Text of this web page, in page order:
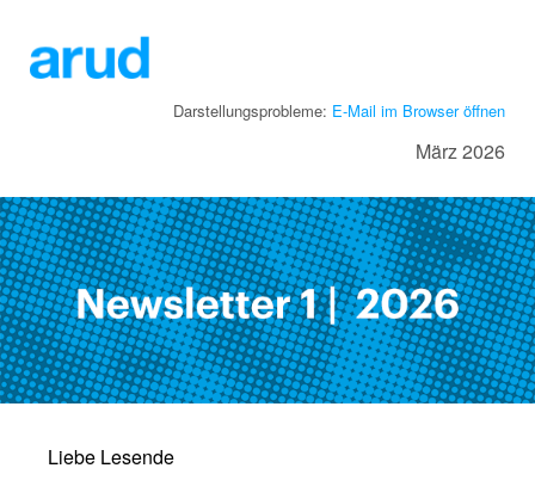
Darstellungsprobleme: E-Mail im Browser öffnen
März 2026
Liebe Lesende